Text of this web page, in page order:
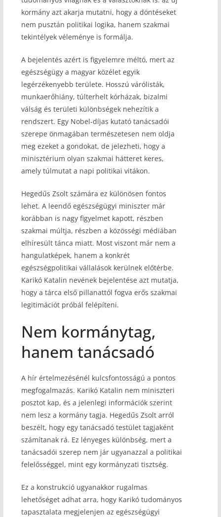
kormány azt akarja mutatni, hogy a döntéseket
nem pusztán politikai logika, hanem szakmai
tekintélyek véleménye is formálja.
A bejelentés azért is figyelemre méltó, mert az
egészségügy a magyar közélet egyik
legérzékenyebb területe. Hosszú várólisták,
munkaerőhiány, túlterhelt kórházak, bizalmi
válság és területi különbségek nehezítik a
rendszert. Egy Nobel-díjas kutató tanácsadói
szerepe önmagában természetesen nem oldja
meg ezeket a gondokat, de jelezheti, hogy a
minisztérium olyan szakmai hátteret keres,
amely túlmutat a napi politikai vitákon.
Hegedűs Zsolt számára ez különösen fontos
lehet. A leendő egészségügyi miniszter már
korábban is nagy figyelmet kapott, részben
szakmai múltja, részben a közösségi médiában
elhíresült tánca miatt. Most viszont már nem a
hangulatképek, hanem a konkrét
egészségpolitikai vállalások kerülnek előtérbe.
Karikó Katalin nevének bejelentése azt mutatja,
hogy a tárca első pillanattól fogva erős szakmai
legitimációt próbál felépíteni.
Nem kormánytag,
hanem tanácsadó
A hír értelmezésénél kulcsfontosságú a pontos
megfogalmazás. Karikó Katalin nem miniszteri
posztot kap, és a jelenlegi információk szerint
nem lesz a kormány tagja. Hegedűs Zsolt arról
beszélt, hogy egy tanácsadó testület tagjaként
számítanak rá. Ez lényeges különbség, mert a
tanácsadói szerep nem jár ugyanazzal a politikai
felelősséggel, mint egy kormányzati tisztség.
Ez a konstrukció ugyanakkor rugalmas
lehetőséget adhat arra, hogy Karikó tudományos
tapasztalata megjelenjen az egészségügyi